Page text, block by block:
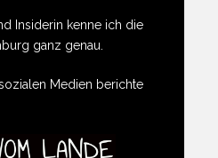
Insiderin kenne ich die
ganz genau.
Medien berichte